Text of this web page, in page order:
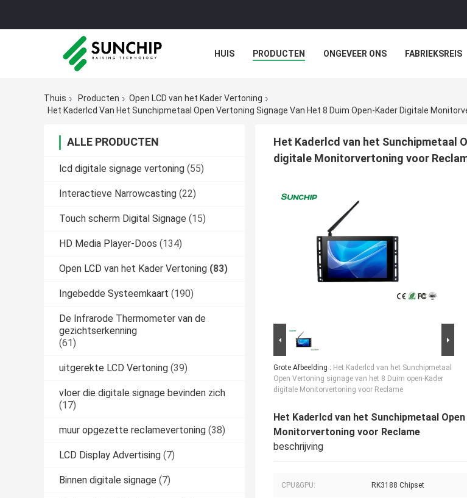
HUIS PRODUCTEN ONGEVEER ONS FABRIEKSREIS
Thuis Producten
Open LCD van het Kader Vertoning
Het Kaderlcd Van Het Sunchipmetaal Open Vertoning Signage Van Het 8 Duim Open-Kader Digitale
ALLE PRODUCTEN
lcd digitale signage vertoning (55)
Interactieve Narrowcasting (22)
Touch scherm Digital Signage (15)
HD Media Player-Doos (134)
Open LCD van het Kader Vertoning (83)
Ingebedde Systeemkaart (190)
De Infrarode Thermometer van de
gezichtserkenning
(61)
uitgerekte LCD Vertoning (39)
vloer die digitale signage bevinden zich
(17)
muur opgezette reclamevertoning (38)
LCD Display Advertising (7)
Binnen digitale signage (7)
Het Kaderlcd van het Sunchipmetaal
digitale Monitorvertoning voor
Grote Afbeelding : Het Kaderlcd van het Sunchipmetaal
Open Vertoning signage van het 8 Duim open-Kader
digitale Monitorvertoning voor Reclame
Het Kaderlcd van het Sunchipmetaal
Monitorvertoning voor Reclame
beschrijving
CPU&GPU: RK3188 Chipset